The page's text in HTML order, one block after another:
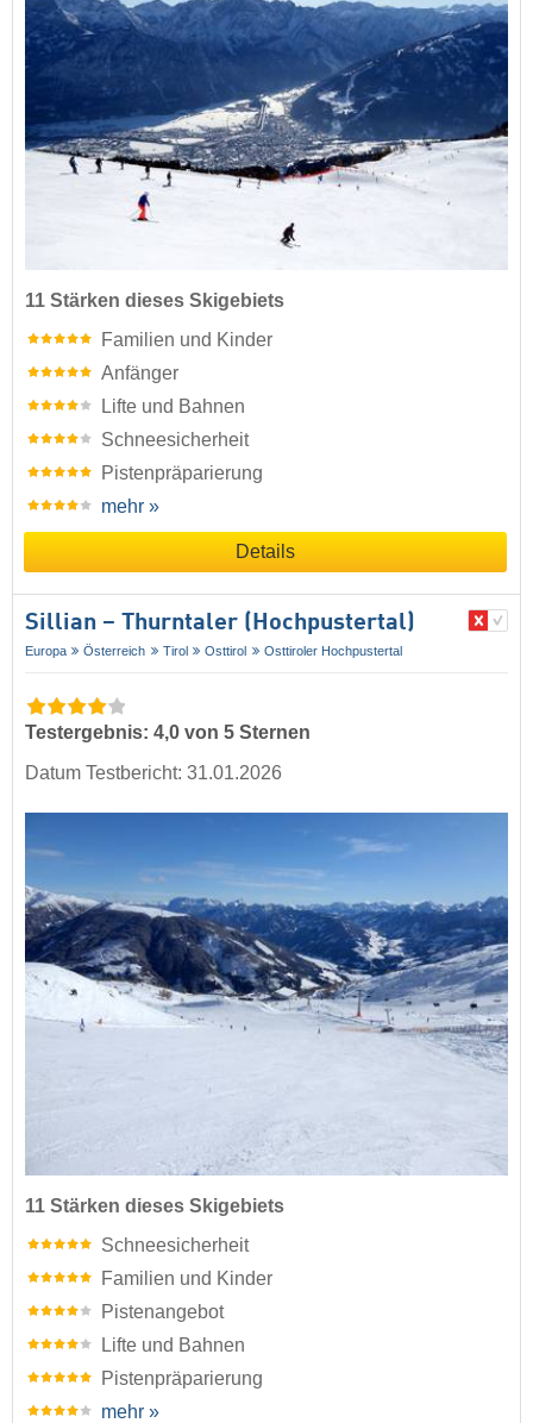
11 Stärken dieses Skigebiets
Familien und Kinder
Anfänger
Lifte und Bahnen
Schneesicherheit
Pistenpräparierung
mehr »
Details
Sillian – Thurntaler (Hochpustertal)
Europa Österreich Tirol Osttirol Osttiroler Hochpustertal
Testergebnis: 4,0 von 5 Sternen
Datum Testbericht: 31.01.2026
11 Stärken dieses Skigebiets
Schneesicherheit
Familien und Kinder
Pistenangebot
Lifte und Bahnen
Pistenpräparierung
mehr »